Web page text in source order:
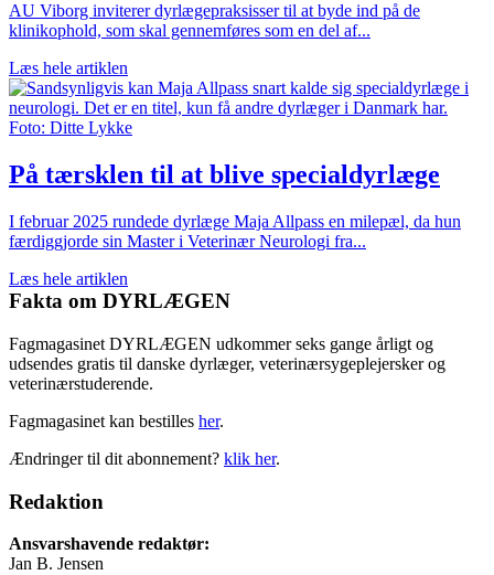
AU Viborg inviterer dyrlægepraksisser til at byde ind på de
klinikophold, som skal gennemføres som en del af...
Læs hele artiklen
På tærsklen til at blive specialdyrlæge
I februar 2025 rundede dyrlæge Maja Allpass en milepæl, da hun
færdiggjorde sin Master i Veterinær Neurologi fra...
Læs hele artiklen
Fakta om DYRLÆGEN
Fagmagasinet DYRLÆGEN udkommer seks gange årligt og
udsendes gratis til danske dyrlæger, veterinærsygeplejersker og
veterinærstuderende.
Fagmagasinet kan bestilles her.
Ændringer til dit abonnement? klik her.
Redaktion
Ansvarshavende redaktør:
Jan B. Jensen